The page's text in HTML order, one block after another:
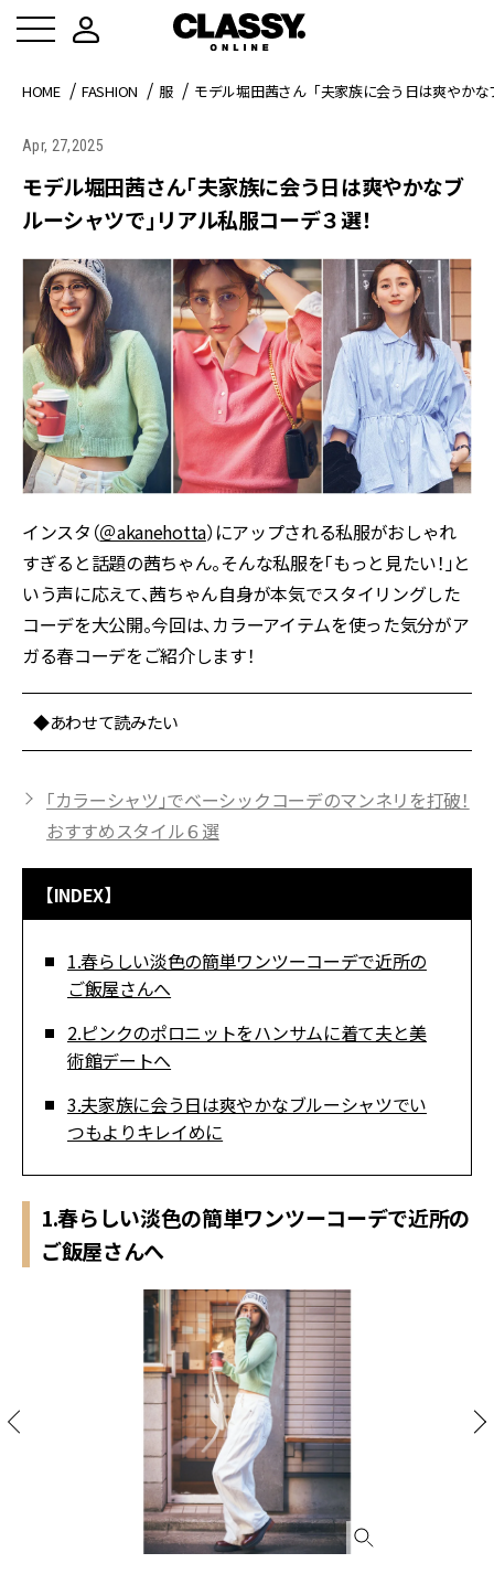
HOME FASHION 服 モデル堀田茜さん「夫家族に会う日は爽やか
Apr, 27,2025
モデル堀田茜さん「夫家族に会う日は爽やかなブ
ルーシャツで」リアル私服コーデ３選！
インスタ（＠akanehotta）にアップされる私服がおしゃれ
すぎると話題の茜ちゃん。そんな私服を「もっと見たい！」と
いう声に応えて、茜ちゃん自身が本気でスタイリングした
コーデを大公開。今回は、カラーアイテムを使った気分がア
ガる春コーデをご紹介します！
◆あわせて読みたい
「カラーシャツ」でベーシックコーデのマンネリを打破！
おすすめスタイル６選
【INDEX】
1.春らしい淡色の簡単ワンツーコーデで近所の
ご飯屋さんへ
2.ピンクのポロニットをハンサムに着て夫と美
術館デートへ
3.夫家族に会う日は爽やかなブルーシャツでい
つもよりキレイめに
1.春らしい淡色の簡単ワンツーコーデで近所の
ご飯屋さんへ